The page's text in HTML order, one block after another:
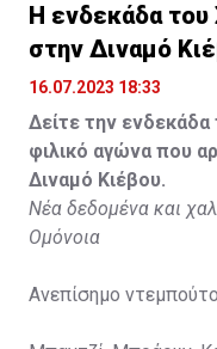
Η ενδεκάδα του
στην Διναμό
16.07.2023 18:33
Δείτε την ενδεκάδα
φιλικό αγώνα που
Διναμό Κιέβου.
Νέα δεδομένα και
Ομόνοια
Ανεπίσημο